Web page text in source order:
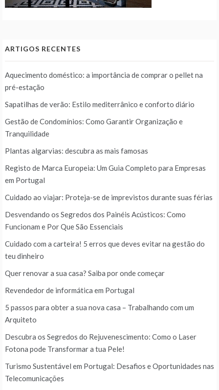
ARTIGOS RECENTES
Aquecimento doméstico: a importância de comprar o pellet na
pré-estação
Sapatilhas de verão: Estilo mediterrânico e conforto diário
Gestão de Condomínios: Como Garantir Organização e
Tranquilidade
Plantas algarvias: descubra as mais famosas
Registo de Marca Europeia: Um Guia Completo para Empresas
em Portugal
Cuidado ao viajar: Proteja-se de imprevistos durante suas férias
Desvendando os Segredos dos Painéis Acústicos: Como
Funcionam e Por Que São Essenciais
Cuidado com a carteira! 5 erros que deves evitar na gestão do
teu dinheiro
Quer renovar a sua casa? Saiba por onde começar
Revendedor de informática em Portugal
5 passos para obter a sua nova casa – Trabalhando com um
Arquiteto
Descubra os Segredos do Rejuvenescimento: Como o Laser
Fotona pode Transformar a tua Pele!
Turismo Sustentável em Portugal: Desafios e Oportunidades nas
Telecomunicações